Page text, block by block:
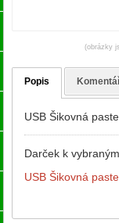
(obrázky
Popis
USB Šikovná
Darček k
USB Šikovná